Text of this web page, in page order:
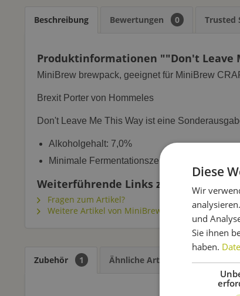
Beschreibung Bewertungen 0 Trusted
Produktinformationen ""Don't Leave
MiniBrew brewpack, geeignet für MiniBrew
Brexit Porter von Hommeles
Don't Leave Me This Way ist eine
Alkoholgehalt: 7,0%
Minimale Fermentationszeit: 21 Tage
Weiterführende Links zu ""Don't
Fragen zum Artikel?
Weitere Artikel von MiniBrew
Zubehör 1 Ähnliche Artikel Kunden
Diese
Wir
und
Sie ihnen
haben.